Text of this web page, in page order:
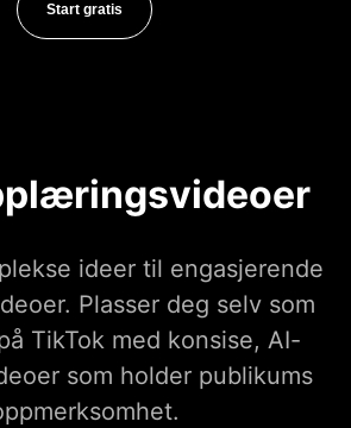
Start gratis
ideer til engasjerende
Plasser deg selv som
TikTok med konsise, AI-
som holder publikums